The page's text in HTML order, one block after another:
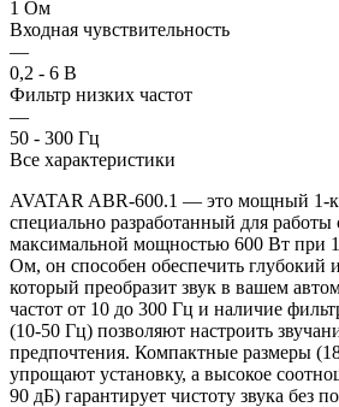
1 Ом
Входная чувствительность
—
0,2 - 6 В
Фильтр низких частот
—
50 - 300 Гц
Все характеристики
AVATAR ABR-600.1 — это мощный 1-
специально разработанный для
максимальной мощностью 600 Вт при
Ом, он способен обеспечить глубокий
который преобразит звук в вашем
частот от 10 до 300 Гц и наличие
(10-50 Гц) позволяют настроить
предпочтения. Компактные размеры
упрощают установку, а высокое
90 дБ) гарантирует чистоту звука без